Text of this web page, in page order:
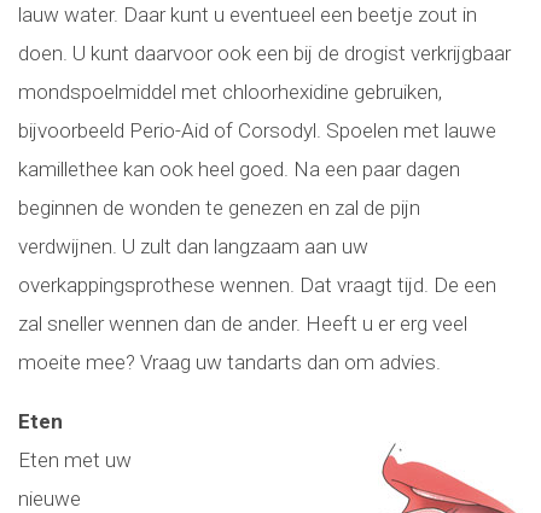
lauw water. Daar kunt u eventueel een beetje zout in
doen. U kunt daarvoor ook een bij de drogist verkrijgbaar
mondspoelmiddel met chloorhexidine gebruiken,
bijvoorbeeld Perio-Aid of Corsodyl. Spoelen met lauwe
kamillethee kan ook heel goed. Na een paar dagen
beginnen de wonden te genezen en zal de pijn
verdwijnen. U zult dan langzaam aan uw
overkappingsprothese wennen. Dat vraagt tijd. De een
zal sneller wennen dan de ander. Heeft u er erg veel
moeite mee? Vraag uw tandarts dan om advies.
Eten
Eten met uw
nieuwe